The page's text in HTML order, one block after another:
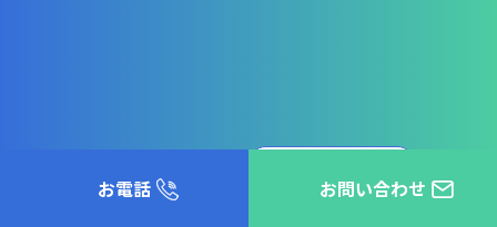
お電話 お問い合わせ